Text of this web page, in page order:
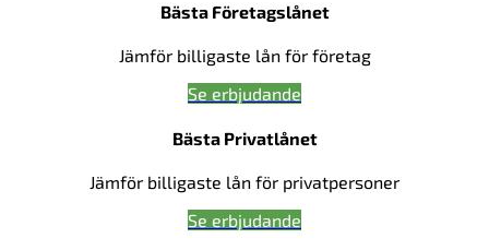
Bästa Företagslånet
Jämför billigaste lån för företag
Se erbjudande
Bästa Privatlånet
Jämför billigaste lån för privatpersoner
Se erbjudande